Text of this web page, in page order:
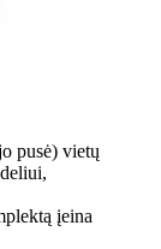
pusė) vietų
įeina